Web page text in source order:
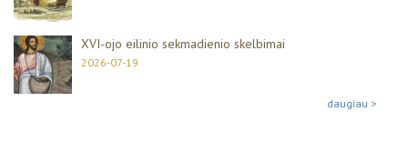
XVI-ojo eilinio sekmadienio skelbimai
2026-07-19
daugiau >